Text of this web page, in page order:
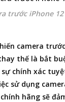
trước iPhone
camera
thế là bắt
chính xác
sử dụng
hãng sẽ